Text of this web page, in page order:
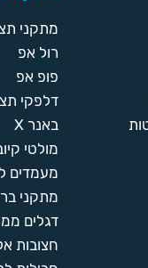
מתקני
רול אפ
פופ אפ
דלפקי
באנר X
מולטי
מעמדים
מתקני
דגלים
חצובות